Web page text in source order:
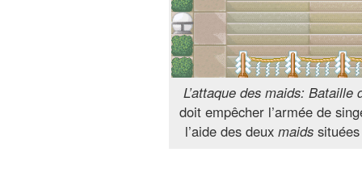
L’attaque des maids: Bataille
doit empêcher l’armée de
l’aide des deux maidssituées